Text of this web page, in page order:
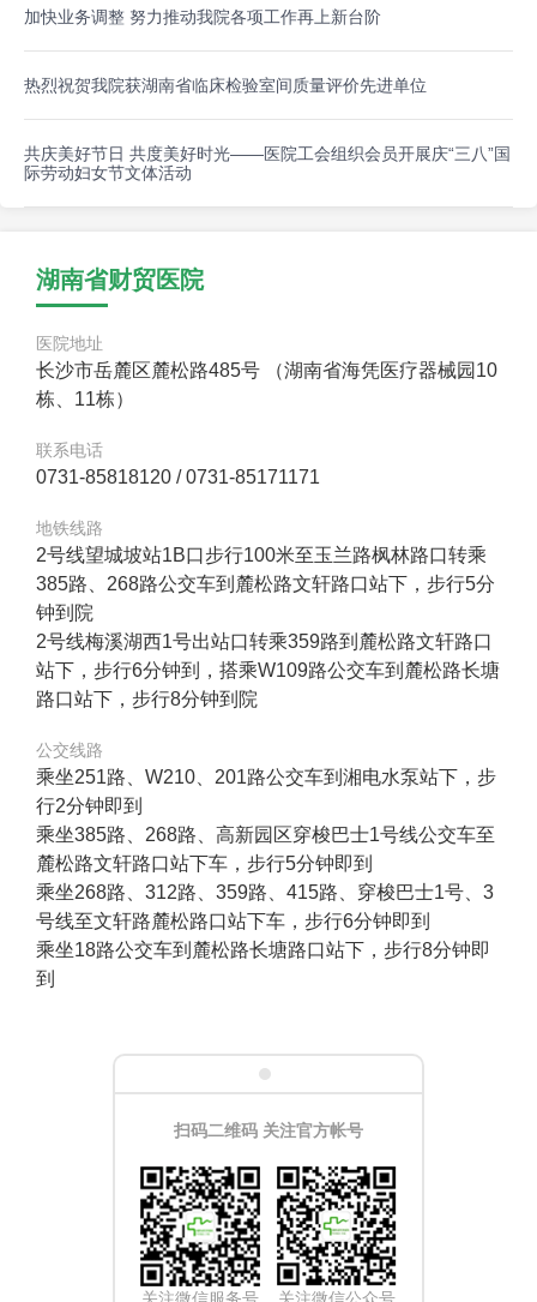
加快业务调整 努力推动我院各项工作再上新台阶
热烈祝贺我院获湖南省临床检验室间质量评价先进单位
共庆美好节日 共度美好时光——医院工会组织会员开展庆“三八”国
际劳动妇女节文体活动
湖南省财贸医院
医院地址
长沙市岳麓区麓松路485号 （湖南省海凭医疗器械园10
栋、11栋）
联系电话
0731-85818120 / 0731-85171171
地铁线路
2号线望城坡站1B口步行100米至玉兰路枫林路口转乘
385路、268路公交车到麓松路文轩路口站下，步行5分
钟到院
2号线梅溪湖西1号出站口转乘359路到麓松路文轩路口
站下，步行6分钟到，搭乘W109路公交车到麓松路长塘
路口站下，步行8分钟到院
公交线路
乘坐251路、W210、201路公交车到湘电水泵站下，步
行2分钟即到
乘坐385路、268路、高新园区穿梭巴士1号线公交车至
麓松路文轩路口站下车，步行5分钟即到
乘坐268路、312路、359路、415路、穿梭巴士1号、3
号线至文轩路麓松路口站下车，步行6分钟即到
乘坐18路公交车到麓松路长塘路口站下，步行8分钟即
到
扫码二维码 关注官方帐号